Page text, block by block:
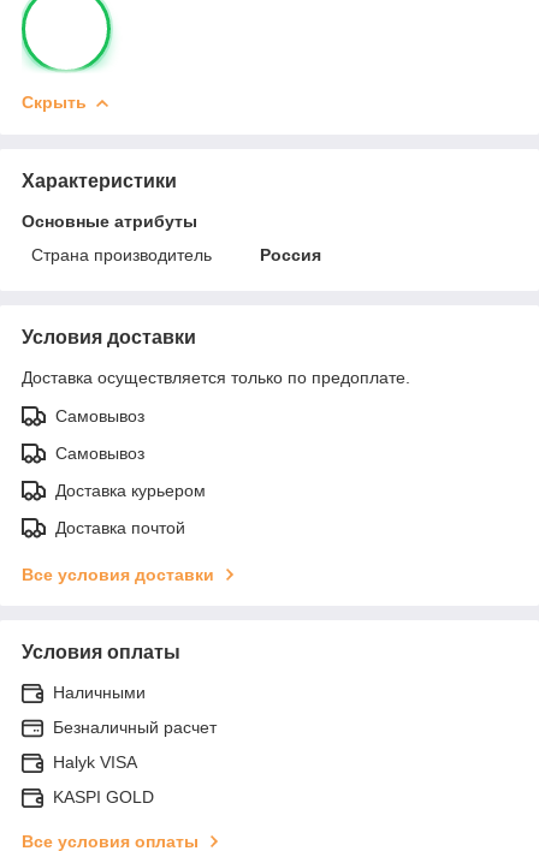
Скрыть
Характеристики
Основные атрибуты
Страна производитель
Россия
Условия доставки
Доставка осуществляется только по предоплате.
Самовывоз
Самовывоз
Доставка курьером
Доставка почтой
Все условия доставки
Условия оплаты
Наличными
Безналичный расчет
Halyk VISA
KASPI GOLD
Все условия оплаты